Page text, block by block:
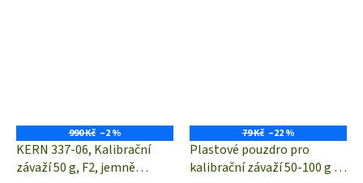
990 Kč –2 %
KERN 337-06, Kalibrační
závaží 50 g, F2, jemně
79 Kč –22 %
Plastové pouzdro pro
kalibrační závaží 50-100 g |